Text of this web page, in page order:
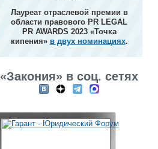
Лауреат отраслевой премии в
области правового PR LEGAL
PR AWARDS 2023 «Точка
кипения» в двух номинациях.
«Закония» в соц. сетях